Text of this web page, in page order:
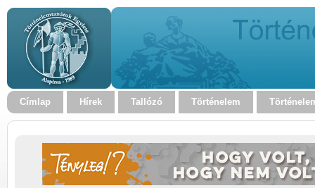
Címlap Hírek Tallózó Történelem